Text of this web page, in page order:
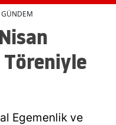
GÜNDEM
Töreniyle
Egemenlik ve